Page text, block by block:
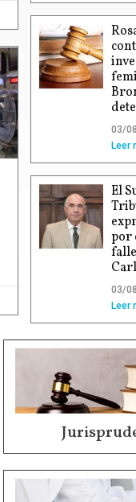
03/
Leer
El
por
03/
Leer